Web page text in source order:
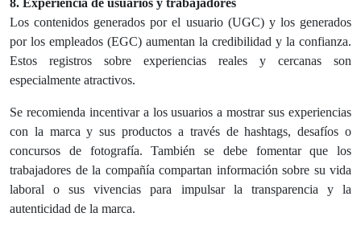
8. Experiencia de usuarios y trabajadores
Los contenidos generados por el usuario (UGC) y los generados
por los empleados (EGC) aumentan la credibilidad y la confianza.
Estos registros sobre experiencias reales y cercanas son
especialmente atractivos.
Se recomienda incentivar a los usuarios a mostrar sus experiencias
con la marca y sus productos a través de hashtags, desafíos o
concursos de fotografía. También se debe fomentar que los
trabajadores de la compañía compartan información sobre su vida
laboral o sus vivencias para impulsar la transparencia y la
autenticidad de la marca.